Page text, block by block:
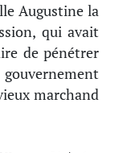
Augustine la
qui avait
de pénétrer
marchand